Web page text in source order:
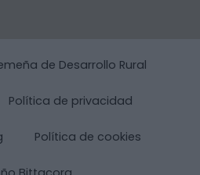
de Desarrollo Rural
Política de privacidad
Política de cookies